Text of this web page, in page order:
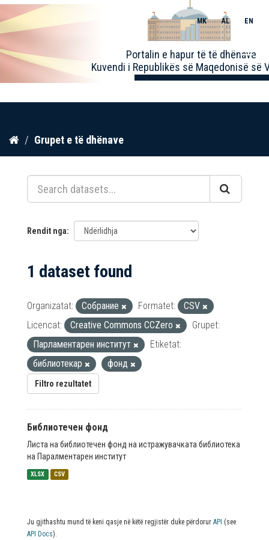
Kalo
përmbajtja
Portalin e hapur të të dhënave
Kuvendi i Republikës së Maqedonisë së
MK AL EN
Toggle
Grupet e të dhënave
Rendit nga
1 dataset found
Organizatat: Собрание Formatet:
CSV
Licencat:
Creative Commons CCZero
Grupet:
Парламентарен институт
Etiketat:
библиотекар
фонд
Filtro rezultatet
Библиотечен фонд
Листа на библиотечен фонд на истражувачката библиотека
на Паралментарен институт
XLSX CSV
Ju gjithashtu mund të keni qasje në këtë regjistër duke përdorur API (see
API Docs).